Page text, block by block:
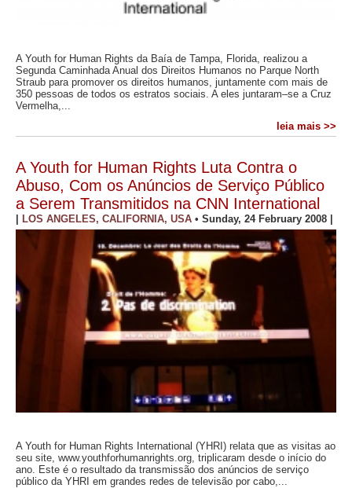
A Youth for Human Rights da Baía de Tampa, Florida, realizou a
Segunda Caminhada Anual dos Direitos Humanos no Parque North
Straub para promover os direitos humanos, juntamente com mais de
350 pessoas de todos os estratos sociais. A eles juntaram–se a Cruz
Vermelha,...
leia mais >>
A Youth for Human Rights Luta Contra o
Abuso, Com os Anúncios de Serviço Público
a Serem Transmitidos na CNN International
LOS ANGELES, CALIFORNIA, USA • Sunday, 24 February 2008
A Youth for Human Rights International (YHRI) relata que as visitas ao
seu site, www.youthforhumanrights.org, triplicaram desde o início do
ano. Este é o resultado da transmissão dos anúncios de serviço
público da YHRI em grandes redes de televisão por cabo,...